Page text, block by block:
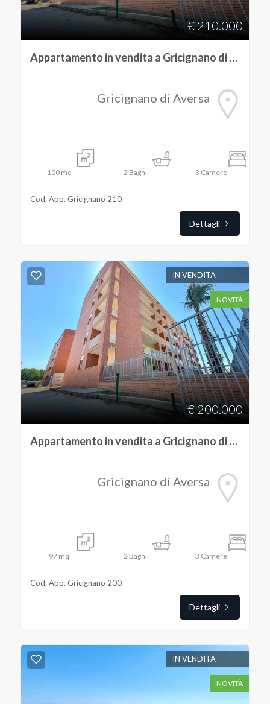
€ 210.000
Appartamento in vendita a Gricignano di Aversa
Gricignano di Aversa
100mq 2 Bagni 3 Camere
Cod. App. Gricignano 210
Dettagli
IN VENDITA
NOVITÀ
€ 200.000
Appartamento in vendita a Gricignano di Aversa
Gricignano di Aversa
97 mq 2 Bagni 3 Camere
Cod. App. Gricignano 200
Dettagli
IN VENDITA
NOVITÀ